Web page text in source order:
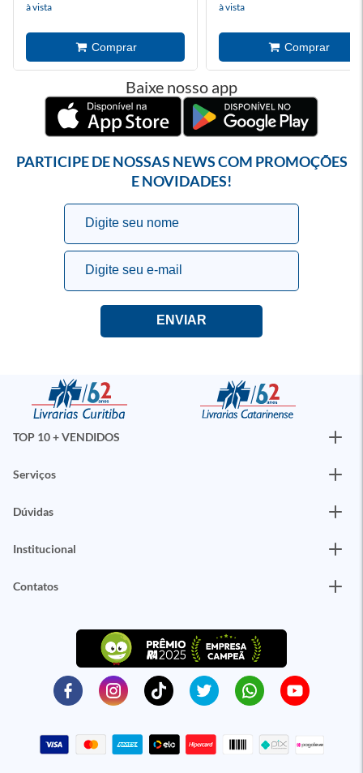
à vista à vista
Baixe nosso app
PARTICIPE DE NOSSAS NEWS COM PROMOÇÕES
E NOVIDADES!
TOP 10 + VENDIDOS
Serviços
Dúvidas
Institucional
Contatos